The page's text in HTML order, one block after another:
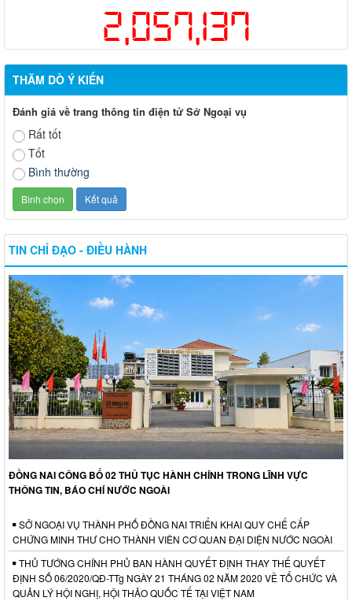
2,057,137
THĂM DÒ Ý KIẾN
Đánh giá về trang thông tin điện tử Sở Ngoại vụ
Rất tốt
Tốt
Bình thường
TIN CHỈ ĐẠO - ĐIỀU HÀNH
ĐỒNG NAI CÔNG BỐ 02 THỦ TỤC HÀNH CHÍNH TRONG LĨNH VỰC
THÔNG TIN, BÁO CHÍ NƯỚC NGOÀI
SỞ NGOẠI VỤ THÀNH PHỐ ĐỒNG NAI TRIỂN KHAI QUY CHẾ CẤP
CHỨNG MINH THƯ CHO THÀNH VIÊN CƠ QUAN ĐẠI DIỆN NƯỚC NGOÀI
THỦ TƯỚNG CHÍNH PHỦ BAN HÀNH QUYẾT ĐỊNH THAY THẾ QUYẾT
ĐỊNH SỐ 06/2020/QĐ-TTg NGÀY 21 THÁNG 02 NĂM 2020 VỀ TỔ CHỨC VÀ
QUẢN LÝ HỘI NGHỊ, HỘI THẢO QUỐC TẾ TẠI VIỆT NAM